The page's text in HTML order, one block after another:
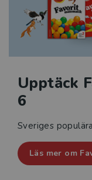
Upptäck
6
Sveriges
Läs mer om